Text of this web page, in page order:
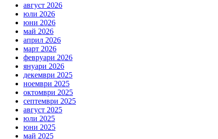
август 2026
юли 2026
юни 2026
май 2026
април 2026
март 2026
февруари 2026
януари 2026
декември 2025
ноември 2025
октомври 2025
септември 2025
август 2025
юли 2025
юни 2025
май 2025